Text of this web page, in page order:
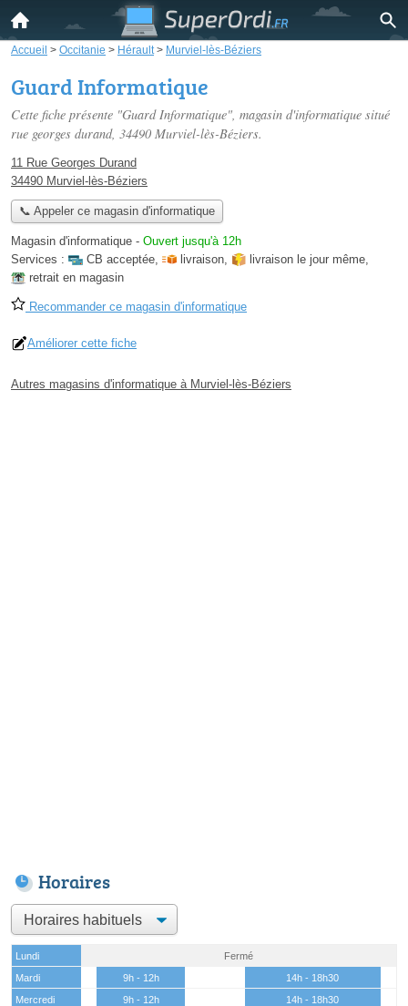
Accueil > Occitanie > Hérault > Murviel-lès-Béziers
Guard Informatique
Cette fiche présente "Guard Informatique", magasin d'informatique situé
rue georges durand, 34490 Murviel-lès-Béziers.
11 Rue Georges Durand
34490 Murviel-lès-Béziers
📞 Appeler ce magasin d'informatique
Magasin d'informatique - Ouvert jusqu'à 12h
Services :
CB acceptée, livraison, livraison le jour même,
retrait en magasin
Recommander ce magasin d'informatique
Améliorer cette fiche
Autres magasins d'informatique à Murviel-lès-Béziers
Horaires
Lundi
Fermé
Mardi
9h - 12h
14h - 18h30
Mercredi
9h - 12h
14h - 18h30